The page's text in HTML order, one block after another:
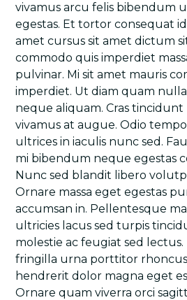
vivamus arcu felis bibendum
egestas. Et tortor consequat
amet cursus sit amet dictum
commodo quis imperdiet
pulvinar. Mi sit amet mauris
imperdiet. Ut diam quam
neque aliquam. Cras
vivamus at augue. Odio
ultrices in iaculis nunc sed.
mi bibendum neque egestas
Nunc sed blandit libero
Ornare massa eget egestas
accumsan in. Pellentesque
ultricies lacus sed turpis
molestie ac feugiat sed
fringilla urna porttitor
hendrerit dolor magna eget
Ornare quam viverra orci